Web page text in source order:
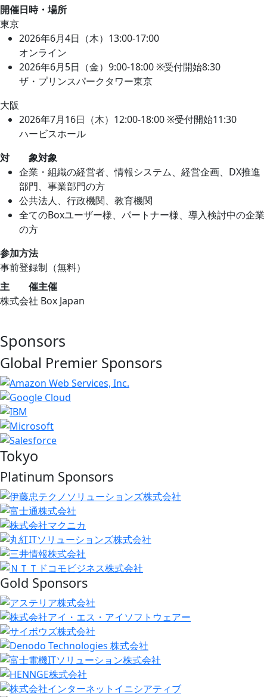
開催日時・場所
東京
2026年6月4日（木）13:00-17:00
オンライン
2026年6月5日（金）9:00-18:00 ※受付開始8:30
ザ・プリンスパークタワー東京
大阪
2026年7月16日（木）12:00-18:00 ※受付開始11:30
ハービスホール
対 象対象
企業・組織の経営者、情報システム、経営企画、DX推進
部門、事業部門の方
公共法人、行政機関、教育機関
全てのBoxユーザー様、パートナー様、導入検討中の企業
の方
参加方法
事前登録制（無料）
主 催主催
株式会社 Box Japan
Sponsors
Global Premier Sponsors
Tokyo
Platinum Sponsors
Gold Sponsors